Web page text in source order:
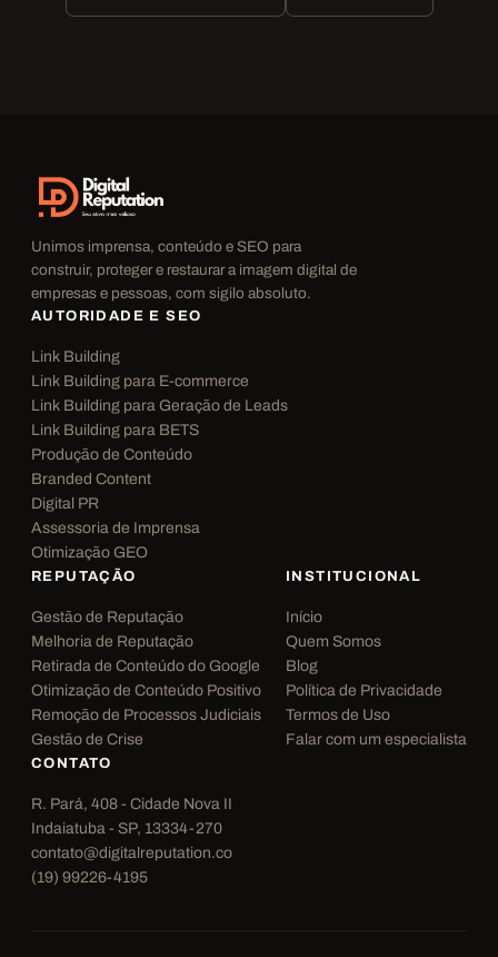
Unimos imprensa, conteúdo e SEO para
construir, proteger e restaurar a imagem digital de
empresas e pessoas, com sigilo absoluto.
AUTORIDADE E SEO
Link Building
Link Building para E-commerce
Link Building para Geração de Leads
Link Building para BETS
Produção de Conteúdo
Branded Content
Digital PR
Assessoria de Imprensa
Otimização GEO
REPUTAÇÃO
Gestão de Reputação
Melhoria de Reputação
Retirada de Conteúdo do Google
Otimização de Conteúdo Positivo
Remoção de Processos Judiciais
Gestão de Crise
INSTITUCIONAL
Início
Quem Somos
Blog
Política de Privacidade
Termos de Uso
Falar com um especialista
CONTATO
R. Pará, 408 - Cidade Nova II
Indaiatuba - SP, 13334-270
contato@digitalreputation.co
(19) 99226-4195